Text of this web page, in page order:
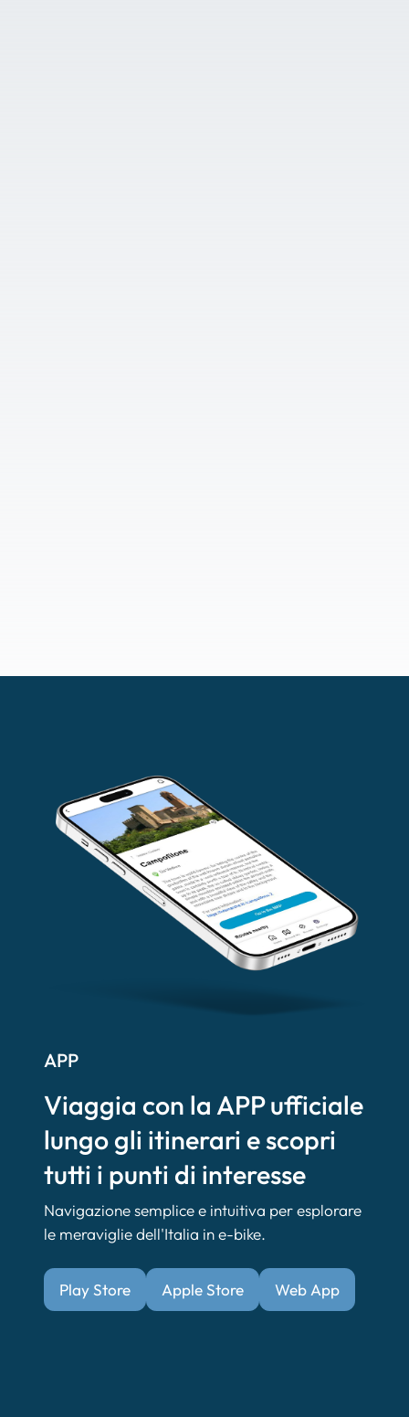
APP
Viaggia con la APP ufficiale
lungo gli itinerari e scopri
tutti i punti di interesse
Navigazione semplice e intuitiva per esplorare
le meraviglie dell'Italia in e-bike.
Play Store Apple Store Web App